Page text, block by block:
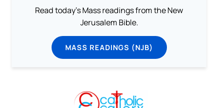
Read today's Mass readings from the New
Jerusalem Bible.
MASS READINGS (NJB)